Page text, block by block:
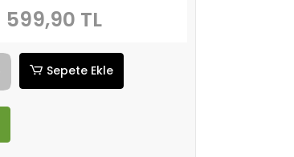
599,90 TL
Sepete Ekle